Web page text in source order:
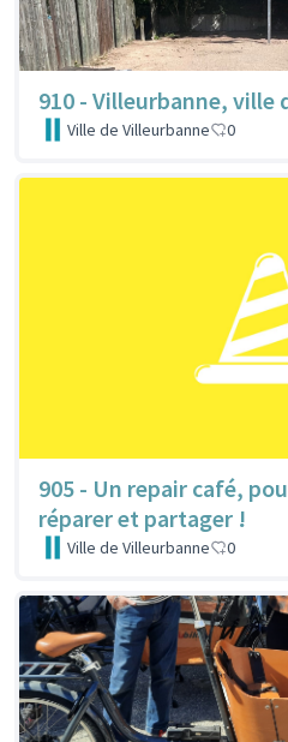
910 - Villeurbanne, ville
Ville de Villeurbanne 0
905 - Un repair café,
réparer et partager !
Ville de Villeurbanne 0